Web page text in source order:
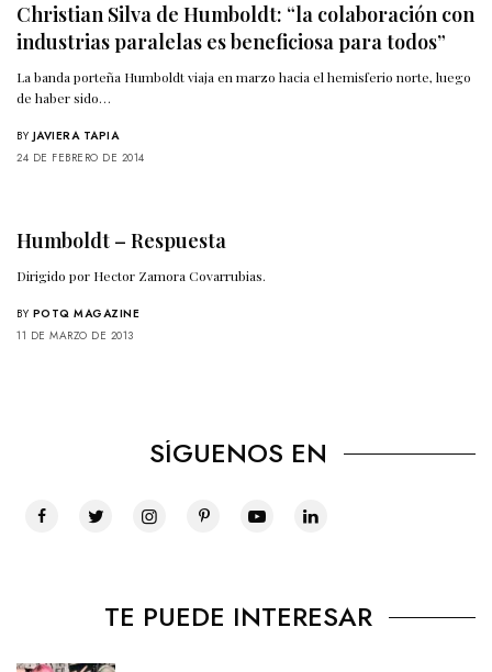
Christian Silva de Humboldt: “la colaboración con
industrias paralelas es beneficiosa para todos”
La banda porteña Humboldt viaja en marzo hacia el hemisferio norte, luego
de haber sido…
BY JAVIERA TAPIA
24 DE FEBRERO DE 2014
Humboldt – Respuesta
Dirigido por Hector Zamora Covarrubias.
BY POTQ MAGAZINE
11 DE MARZO DE 2013
SÍGUENOS EN
TE PUEDE INTERESAR